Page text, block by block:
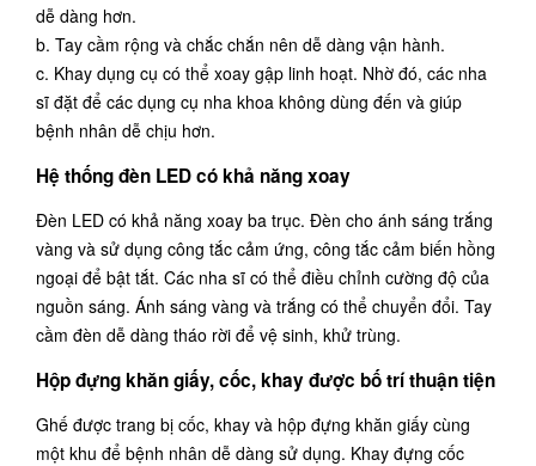
dễ dàng hơn.
b. Tay cầm rộng và chắc chắn nên dễ dàng vận hành.
c. Khay dụng cụ có thể xoay gập linh hoạt. Nhờ đó, các nha
sĩ đặt để các dụng cụ nha khoa không dùng đến và giúp
bệnh nhân dễ chịu hơn.
Hệ thống đèn LED có khả năng xoay
Đèn LED có khả năng xoay ba trục. Đèn cho ánh sáng trắng
vàng và sử dụng công tắc cảm ứng, công tắc cảm biến hồng
ngoại để bật tắt. Các nha sĩ có thể điều chỉnh cường độ của
nguồn sáng. Ánh sáng vàng và trắng có thể chuyển đổi. Tay
cầm đèn dễ dàng tháo rời để vệ sinh, khử trùng.
Hộp đựng khăn giấy, cốc, khay được bố trí thuận tiện
Ghế được trang bị cốc, khay và hộp đựng khăn giấy cùng
một khu để bệnh nhân dễ dàng sử dụng. Khay đựng cốc